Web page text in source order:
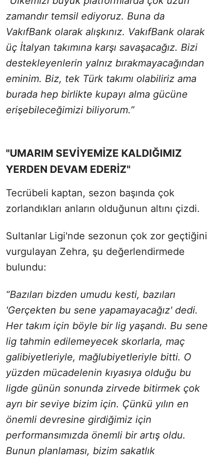
zamandır temsil ediyoruz. Buna da
VakıfBank olarak alışkınız. VakıfBank olarak
üç İtalyan takımına karşı savaşacağız. Bizi
destekleyenlerin yalnız bırakmayacağından
eminim. Biz, tek Türk takımı olabiliriz ama
burada hep birlikte kupayı alma gücüne
erişebileceğimizi biliyorum.”
"UMARIM SEVİYEMİZE KALDIĞIMIZ
YERDEN DEVAM EDERİZ"
Tecrübeli kaptan, sezon başında çok
zorlandıkları anların olduğunun altını çizdi.
Sultanlar Ligi'nde sezonun çok zor geçtiğini
vurgulayan Zehra, şu değerlendirmede
bulundu:
“Bazıları bizden umudu kesti, bazıları
'Gerçekten bu sene yapamayacağız' dedi.
Her takım için böyle bir lig yaşandı. Bu sene
lig tahmin edilemeyecek skorlarla, maç
galibiyetleriyle, mağlubiyetleriyle bitti. O
yüzden mücadelenin kıyasıya olduğu bu
ligde günün sonunda zirvede bitirmek çok
ayrı bir seviye bizim için. Çünkü yılın en
önemli devresine girdiğimiz için
performansımızda önemli bir artış oldu.
Bunun planlaması, bizim sakatlık